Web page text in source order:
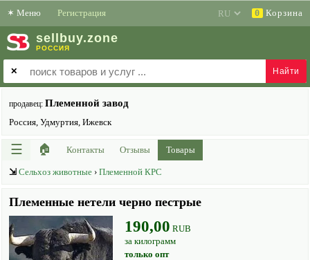
✶ Меню Регистрация 0 Корзина
sell buy.zone
РОССИЯ
✕
продавец: Племенной завод
Россия, Удмуртия, Ижевск
☰ 🏠 Контакты Отзывы Товары
⇲ Сельхоз животные › Племенной КРС
Племенные нетели черно пестрые
190,00 RUB
за килограмм
только опт